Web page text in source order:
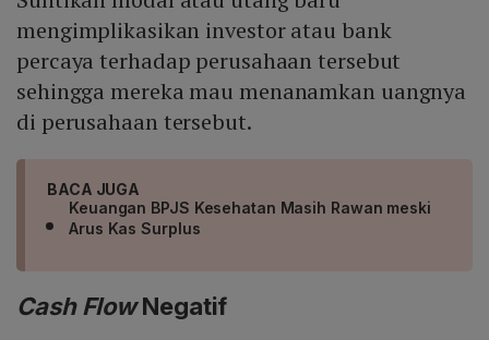
mengimplikasikan investor atau bank
percaya terhadap perusahaan tersebut
sehingga mereka mau menanamkan uangnya
di perusahaan tersebut.
BACA JUGA
Keuangan BPJS Kesehatan Masih Rawan meski
Arus Kas Surplus
Cash FlowNegatif